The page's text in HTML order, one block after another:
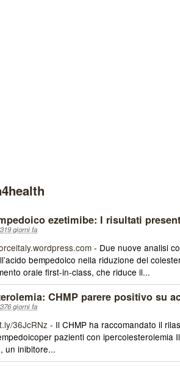
ezetimibe: I risultati
giorni fa
- Due nuove analisi
bempedoico nella riduzione del
orale first-in-class, che riduce il...
CHMP parere positivo su
giorni fa
36JcRNz- Il CHMP ha raccomandato il
pazienti con ipercolesterolemia
un inibitore...